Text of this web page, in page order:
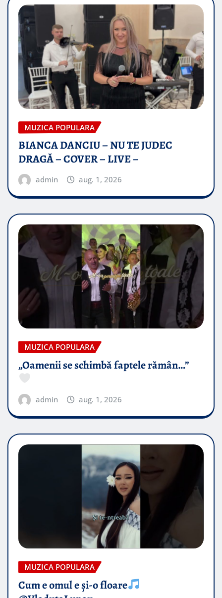
MUZICA POPULARA
BIANCA DANCIU – NU TE JUDEC
DRAGĂ – COVER – LIVE –
admin aug. 1, 2026
MUZICA POPULARA
„Oamenii se schimbă faptele rămân…”
admin aug. 1, 2026
MUZICA POPULARA
Cum e omul e și-o floare